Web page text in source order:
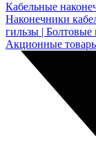
Кабельные
Наконечники
гильзы | Болтовые
Акционные